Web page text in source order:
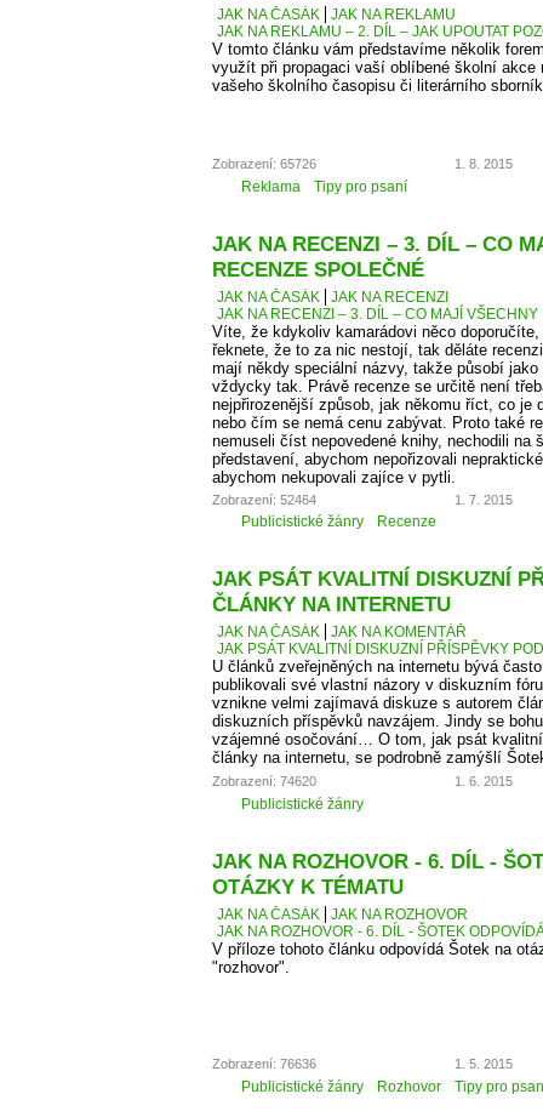
JAK NA ČASÁK
JAK NA REKLAMU
JAK NA REKLAMU – 2. DÍL – JAK UPOUTAT
V tomto článku vám představíme několik
využít při propagaci vaší oblíbené školní akce
vašeho školního časopisu či literárního
Zobrazení: 65726 1. 8. 2015
Reklama Tipy pro psaní
JAK NA RECENZI – 3. DÍL – CO
RECENZE SPOLEČNÉ
JAK NA ČASÁK
JAK NA RECENZI
JAK NA RECENZI – 3. DÍL – CO MAJÍ
Víte, že kdykoliv kamarádovi něco
řeknete, že to za nic nestojí, tak děláte
mají někdy speciální názvy, takže působí jako
vždycky tak. Právě recenze se určitě není
nejpřirozenější způsob, jak někomu říct, co je
nebo čím se nemá cenu zabývat. Proto také
nemuseli číst nepovedené knihy, nechodili na
představení, abychom nepořizovali
abychom nekupovali zajíce v pytli.
Zobrazení: 52464 1. 7. 2015
Publicistické žánry Recenze
JAK PSÁT KVALITNÍ DISKUZNÍ
ČLÁNKY NA INTERNETU
JAK NA ČASÁK
JAK NA KOMENTÁŘ
JAK PSÁT KVALITNÍ DISKUZNÍ PŘÍSPĚVKY
U článků zveřejněných na internetu bývá
publikovali své vlastní názory v diskuzním
vznikne velmi zajímavá diskuze s autorem
diskuzních příspěvků navzájem. Jindy se
vzájemné osočování… O tom, jak psát
články na internetu, se podrobně zamýšlí
Zobrazení: 74620 1. 6. 2015
Publicistické žánry
JAK NA ROZHOVOR - 6. DÍL -
OTÁZKY K TÉMATU
JAK NA ČASÁK
JAK NA ROZHOVOR
JAK NA ROZHOVOR - 6. DÍL - ŠOTEK
V příloze tohoto článku odpovídá Šotek na
"rozhovor".
Zobrazení: 76636 1. 5. 2015
Publicistické žánry Rozhovor Tipy pro